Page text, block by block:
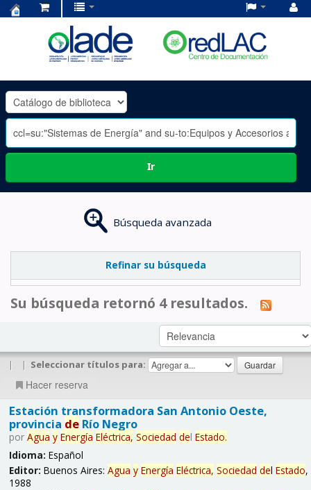
OLADE
-
Ir
Búsqueda avanzada
Refinar su búsqueda
Su búsqueda retornó 4 resultados.
| | Seleccionar títulos para:
Hacer reserva
Estación transformadora San Antonio Oeste,
provincia deRío Negro
por Agua y Energía Eléctrica, Sociedad del Estado.
Idioma: Español
Editor: Buenos Aires: Agua y Energía Eléctrica, Sociedad del Estado,
1988